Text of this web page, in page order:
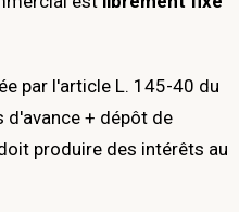
par l'article L. 145-40 du
d'avance + dépôt de
produire des intérêts au